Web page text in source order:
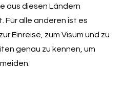
aus diesen Ländern
Für alle anderen ist es
Einreise, zum Visum und zu
genau zu kennen, um